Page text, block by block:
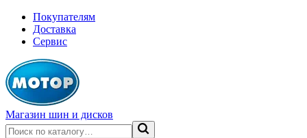
Покупателям
Доставка
Сервис
Магазин шин и дисков